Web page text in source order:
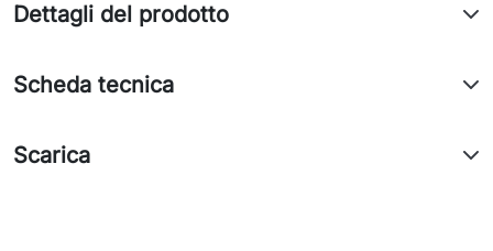
Dettagli del prodotto
Scheda tecnica
Scarica